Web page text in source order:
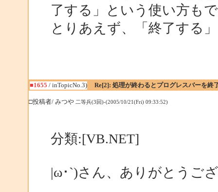
了する」という使い方も
とりあえず、「終了する
■1655 / inTopicNo.3) Re[2]: 処理が終わるとプログレスバーを終
□投稿者/ みつや 二等兵(3回)-(2005/10/21(Fri) 09:33:52)
分類:[VB.NET]
|ω･`)さん、ありがとうご